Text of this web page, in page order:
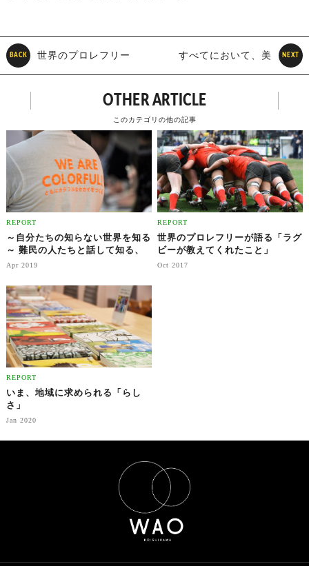
BACK 世界のプロレフリー NEXT
すべてにおいて、美
OTHER ARTICLE
このカテゴリの他の記事
REPORT
～自分たちの知らない世界を知る
～ 難民の人たちと話して知る、
自分たちの知らない日本とは
Apr 2019
REPORT
世界のプロレフリーが語る「ラグ
ビーが教えてくれたこと」
Oct 2017
REPORT
いま、地域に求められる「らし
さ」
Jan 2020